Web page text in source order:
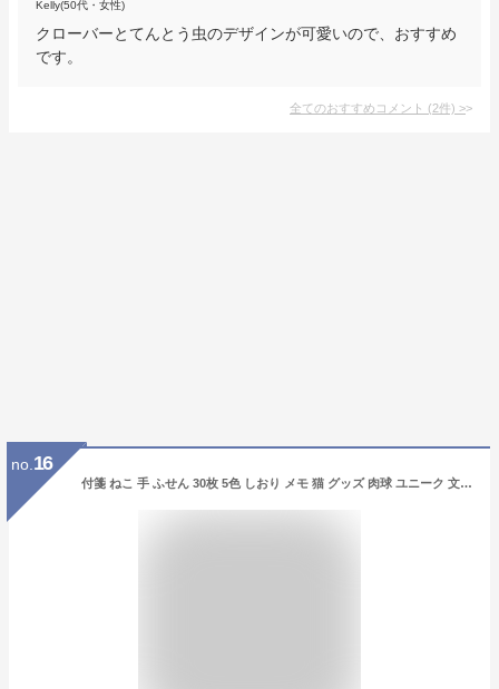
Kelly(50代・女性)
クローバーとてんとう虫のデザインが可愛いので、おすすめ
です。
全てのおすすめコメント (2件) >
no. 16
付箋 ねこ 手 ふせん 30枚 5色 しおり メモ 猫 グッズ 肉球 ユニーク 文房具 メール便対応 hmp-044